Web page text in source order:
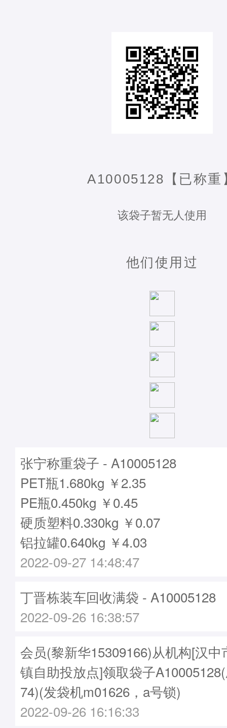
A10005128【已称重
该袋子暂无人使用
他们使用过
张宁称重袋子 - A10005128
PET瓶1.680kg ￥2.35
PE瓶0.450kg ￥0.45
硬质塑料0.330kg ￥0.07
铝拉罐0.640kg ￥4.03
2022-09-27 14:48:47
丁晋栋装车回收满袋 - A10005128
2022-09-26 16:38:57
会员(黎新华15309166)从机构[汉
镇自助投放点]领取袋子
74)(发袋机m01626，a号锁)
2022-09-26 16:16:33